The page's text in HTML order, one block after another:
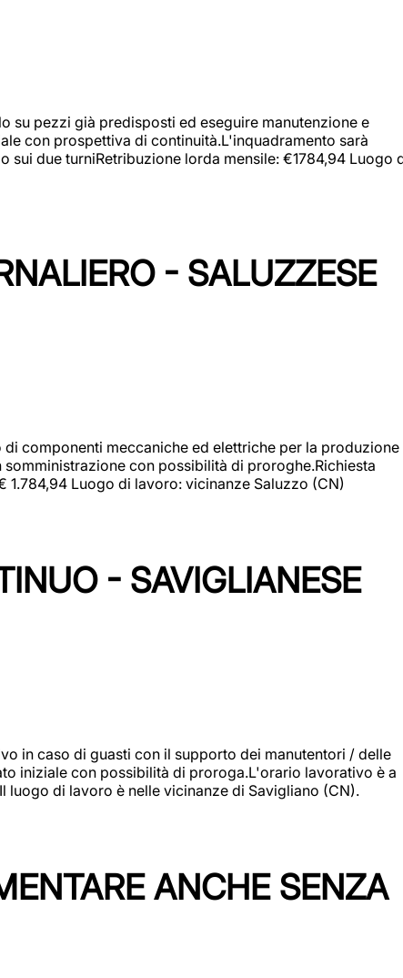
su pezzi già predisposti ed eseguire manutenzione e
con prospettiva di continuità.L'inquadramento sarà
due turniRetribuzione lorda mensile: €1784,94 Luogo
- SALUZZESE
componenti meccaniche ed elettriche per la produzione
con possibilità di proroghe.Richiesta
Luogo di lavoro: vicinanze Saluzzo (CN)
- SAVIGLIANESE
in caso di guasti con il supporto dei manutentori / delle
iniziale con possibilità di proroga.L'orario lavorativo è a
luogo di lavoro è nelle vicinanze di Savigliano (CN).
ANCHE SENZA